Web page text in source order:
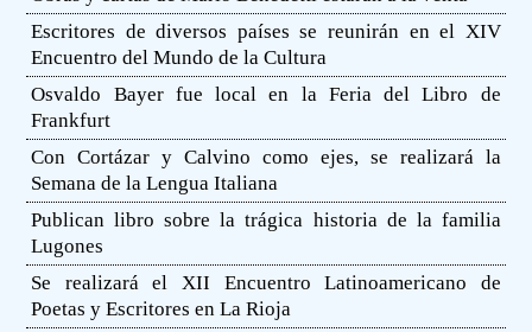
Escritores de diversos países se reunirán en el XIV
Encuentro del Mundo de la Cultura
Osvaldo Bayer fue local en la Feria del Libro de
Frankfurt
Con Cortázar y Calvino como ejes, se realizará la
Semana de la Lengua Italiana
Publican libro sobre la trágica historia de la familia
Lugones
Se realizará el XII Encuentro Latinoamericano de
Poetas y Escritores en La Rioja